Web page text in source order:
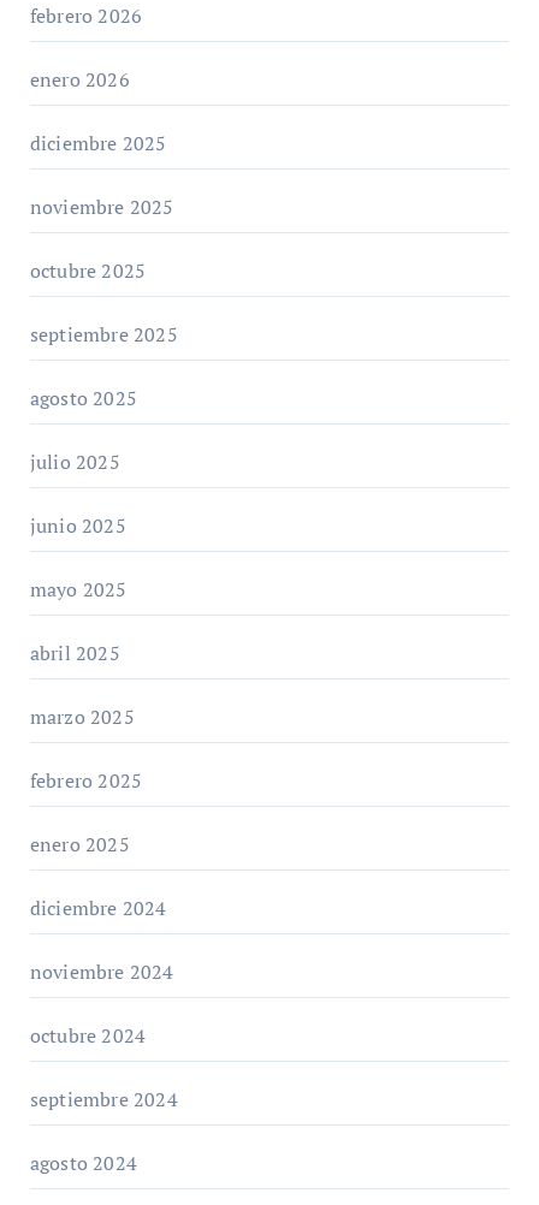
febrero 2026
enero 2026
diciembre 2025
noviembre 2025
octubre 2025
septiembre 2025
agosto 2025
julio 2025
junio 2025
mayo 2025
abril 2025
marzo 2025
febrero 2025
enero 2025
diciembre 2024
noviembre 2024
octubre 2024
septiembre 2024
agosto 2024